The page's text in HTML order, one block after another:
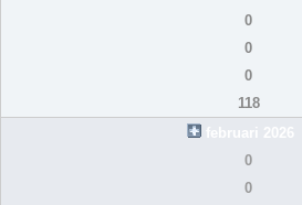
0
0
0
118
februari 2026
0
0